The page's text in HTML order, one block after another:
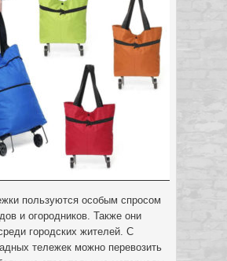
пользуются особым спросом
и огородников. Также они
городских жителей. С
тележек можно перевозить